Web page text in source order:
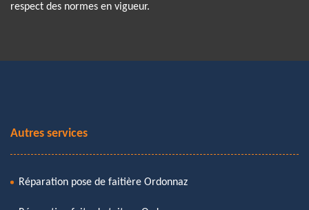
respect des normes en vigueur.
Autres services
Réparation pose de faitière Ordonnaz